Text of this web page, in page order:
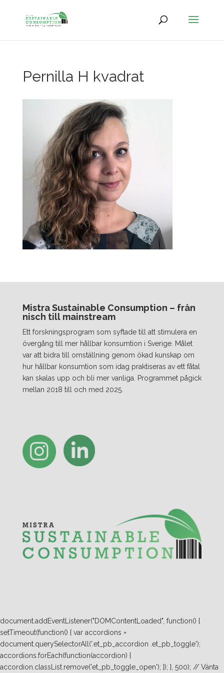
Pernilla H kvadrat
Mistra Sustainable Consumption – från
nisch till mainstream
Ett forskningsprogram som syftade till att stimulera en
övergång till mer hållbar konsumtion i Sverige. Målet
var att bidra till omställning genom ökad kunskap om
hur hållbar konsumtion som idag praktiseras av ett fåtal
kan skalas upp och bli mer vanliga. Programmet pågick
mellan 2018 till och med 2025.
document.addEventListener("DOMContentLoaded", function() {
setTimeout(function() { var accordions =
document.querySelectorAll('.et_pb_accordion .et_pb_toggle');
accordions.forEach(function(accordion) {
accordion.classList.remove('et_pb_toggle_open'); }); }, 500); // Vänta